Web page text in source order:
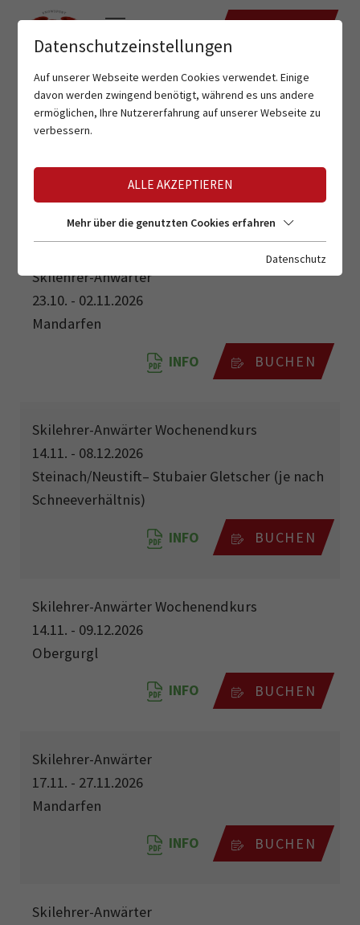
SKILEHRER-ANWÄRTER
Skilehrer-Anwärter
23.10. - 02.11.2026
Mandarfen
INFO BUCHEN
Skilehrer-Anwärter Wochenendkurs
14.11. - 08.12.2026
Steinach/Neustift– Stubaier Gletscher (je nach
Schneeverhältnis)
INFO BUCHEN
Skilehrer-Anwärter Wochenendkurs
14.11. - 09.12.2026
Obergurgl
INFO BUCHEN
Skilehrer-Anwärter
17.11. - 27.11.2026
Mandarfen
INFO BUCHEN
Skilehrer-Anwärter
Datenschutzeinstellungen
Auf unserer Webseite werden Cookies verwendet. Einige
davon werden zwingend benötigt, während es uns andere
ermöglichen, Ihre Nutzererfahrung auf unserer Webseite zu
verbessern.
ALLE AKZEPTIEREN
Mehr über die genutzten Cookies erfahren
Datenschutz